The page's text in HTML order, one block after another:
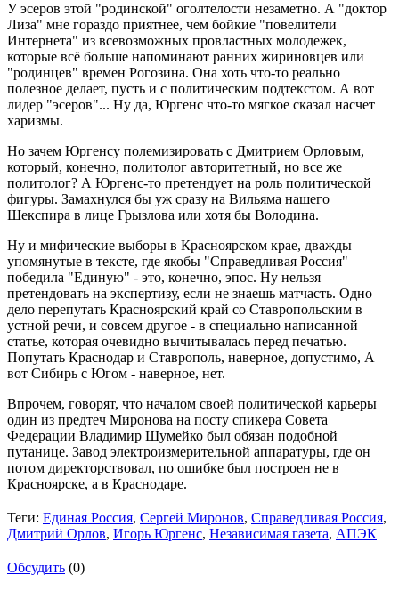
У эсеров этой "родинской" оголтелости незаметно. А "доктор
Лиза" мне гораздо приятнее, чем бойкие "повелители
Интернета" из всевозможных провластных молодежек,
которые всё больше напоминают ранних жириновцев или
"родинцев" времен Рогозина. Она хоть что-то реально
полезное делает, пусть и с политическим подтекстом. А вот
лидер "эсеров"... Ну да, Юргенс что-то мягкое сказал насчет
харизмы.
Но зачем Юргенсу полемизировать с Дмитрием Орловым,
который, конечно, политолог авторитетный, но все же
политолог? А Юргенс-то претендует на роль политической
фигуры. Замахнулся бы уж сразу на Вильяма нашего
Шекспира в лице Грызлова или хотя бы Володина.
Ну и мифические выборы в Красноярском крае, дважды
упомянутые в тексте, где якобы "Справедливая Россия"
победила "Единую" - это, конечно, эпос. Ну нельзя
претендовать на экспертизу, если не знаешь матчасть. Одно
дело перепутать Красноярский край со Ставропольским в
устной речи, и совсем другое - в специально написанной
статье, которая очевидно вычитывалась перед печатью.
Попутать Краснодар и Ставрополь, наверное, допустимо, А
вот Сибирь с Югом - наверное, нет.
Впрочем, говорят, что началом своей политической карьеры
один из предтеч Миронова на посту спикера Совета
Федерации Владимир Шумейко был обязан подобной
путанице. Завод электроизмерительной аппаратуры, где он
потом директорствовал, по ошибке был построен не в
Красноярске, а в Краснодаре.
Теги: Единая Россия, Сергей Миронов, Справедливая Россия,
Дмитрий Орлов, Игорь Юргенс, Независимая газета, АПЭК
Обсудить (0)